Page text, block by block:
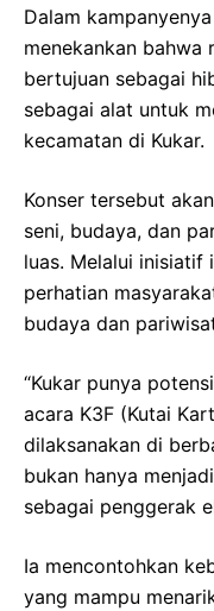
Dalam
menekankan bahwa
bertujuan sebagai
sebagai alat untuk
kecamatan di Kukar.
Konser tersebut
seni, budaya, dan
luas. Melalui inisiatif
perhatian
budaya dan
“Kukar punya
acara K3F (Kutai
dilaksanakan di
bukan hanya
sebagai penggerak
Ia mencontohkan
yang mampu